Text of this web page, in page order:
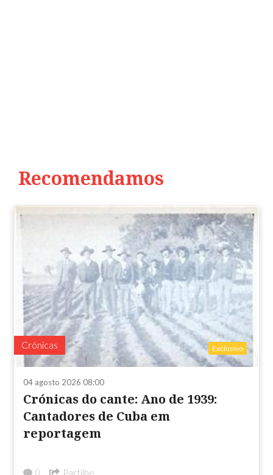
Recomendamos
Crónicas Exclusivo
04 agosto 2026 08:00
Crónicas do cante: Ano de 1939:
Cantadores de Cuba em
reportagem
0 Partilhe